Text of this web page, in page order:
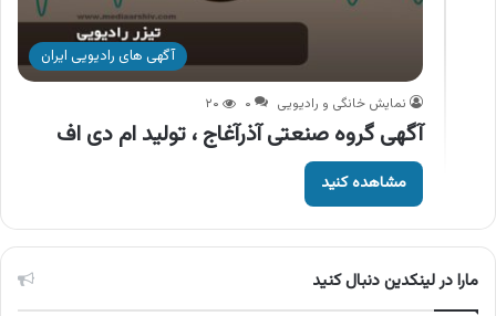
آگهی های رادیویی ایران
نمایش خانگی و رادیویی ۰ ۲۰
آگهی گروه صنعتی آذرآغاج ، تولید ام دی اف
مشاهده کنید
مارا در لینکدین دنبال کنید